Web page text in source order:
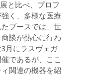
と比べ、プロフ
く、多様な医療
ブースでは、世
談が熱心に行わ
月にラスヴェガ
であるが、ここ
関連の機器を紹